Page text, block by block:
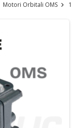
Motori Orbitali OMS chevron_right